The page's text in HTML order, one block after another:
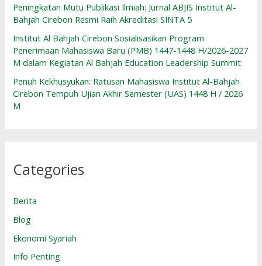
Peningkatan Mutu Publikasi Ilmiah: Jurnal ABJIS Institut Al-
Bahjah Cirebon Resmi Raih Akreditasi SINTA 5
Institut Al Bahjah Cirebon Sosialisasikan Program
Penerimaan Mahasiswa Baru (PMB) 1447-1448 H/2026-2027
M dalam Kegiatan Al Bahjah Education Leadership Summit
Penuh Kekhusyukan: Ratusan Mahasiswa Institut Al-Bahjah
Cirebon Tempuh Ujian Akhir Semester (UAS) 1448 H / 2026
M
Categories
Berita
Blog
Ekonomi Syariah
Info Penting